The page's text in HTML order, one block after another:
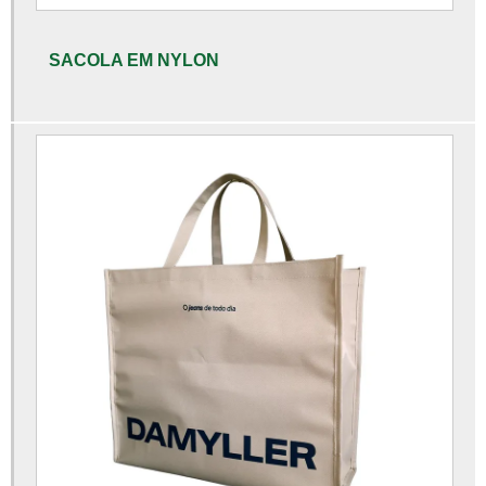
Empresas fabricantes de sacos de ráfia
Fabrica de sacos de ráfia em são paulo
Saco de rafia valor
Sacola alça vazada
Sacola alça vazada 40x50
Sacola alça vazada branca
Sacola alça vazada colorida
Sacola alça vazada personalizada
SACOLA EM NYLON